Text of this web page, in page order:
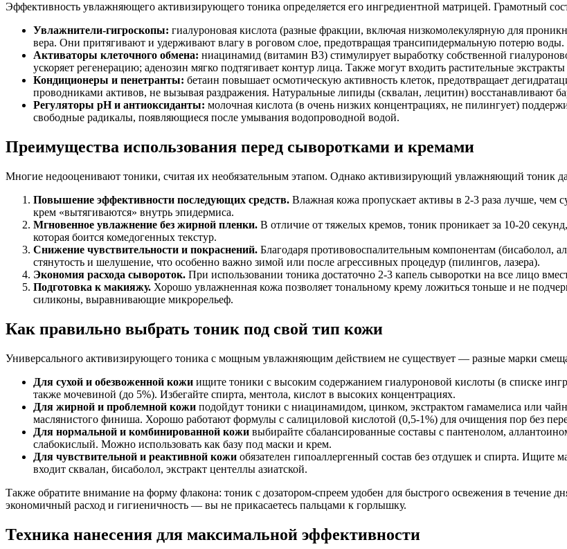
Эффективность увлажняющего активизирующего тоника определяется его ингредиентной матрицей. Грамотный
Увлажнители-гигроскопы: гиалуроновая кислота (разные фракции, включая низкомолекулярную для
вера. Они притягивают и удерживают влагу в роговом слое, предотвращая трансипидермальную потерю воды.
Активаторы клеточного обмена: ниацинамид (витамин B3) стимулирует выработку собственной
ускоряет регенерацию; аденозин мягко подтягивает контур лица. Также могут входить растительные
Кондиционеры и пенетранты: бетаин повышает осмотическую активность клеток, предотвращает
проводниками активов, не вызывая раздражения. Натуральные липиды (сквалан, лецитин) восстанавливают
Регуляторы pH и антиоксиданты: молочная кислота (в очень низких концентрациях, не пилингует)
свободные радикалы, появляющиеся после умывания водопроводной водой.
Преимущества использования перед сыворотками и кремами
Многие недооценивают тоники, считая их необязательным этапом. Однако активизирующий увлажняющий тоник
Повышение эффективности последующих средств. Влажная кожа пропускает активы в 2-3 раза лучше, чем
крем «вытягиваются» внутрь эпидермиса.
Мгновенное увлажнение без жирной пленки. В отличие от тяжелых кремов, тоник проникает за 10-20
которая боится комедогенных текстур.
Снижение чувствительности и покраснений. Благодаря противовоспалительным компонентам (бисаболол,
стянутость и шелушение, что особенно важно зимой или после агрессивных процедур (пилингов, лазера).
Экономия расхода сывороток. При использовании тоника достаточно 2-3 капель сыворотки на все лицо
Подготовка к макияжу. Хорошо увлажненная кожа позволяет тональному крему ложиться тоньше и не
силиконы, выравнивающие микрорельеф.
Как правильно выбрать тоник под свой тип кожи
Универсального активизирующего тоника с мощным увлажняющим действием не существует — разные марки
Для сухой и обезвоженной кожи ищите тоники с высоким содержанием гиалуроновой кислоты (в списке
также мочевиной (до 5%). Избегайте спирта, ментола, кислот в высоких концентрациях.
Для жирной и проблемной кожи подойдут тоники с ниацинамидом, цинком, экстрактом гамамелиса или
маслянистого финиша. Хорошо работают формулы с салициловой кислотой (0,5-1%) для очищения пор без
Для нормальной и комбинированной кожи выбирайте сбалансированные составы с пантенолом,
слабокислый. Можно использовать как базу под маски и крем.
Для чувствительной и реактивной кожи обязателен гипоаллергенный состав без отдушек и спирта.
входит сквалан, бисаболол, экстракт центеллы азиатской.
Также обратите внимание на форму флакона: тоник с дозатором-спреем удобен для быстрого освежения в течение
экономичный расход и гигиеничность — вы не прикасаетесь пальцами к горлышку.
Техника нанесения для максимальной эффективности